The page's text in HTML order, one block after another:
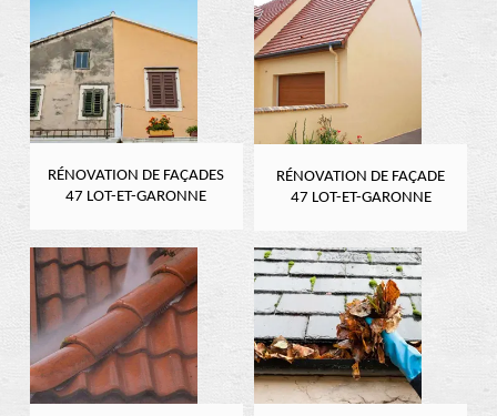
RÉNOVATION DE FAÇADES
47 LOT-ET-GARONNE
RÉNOVATION DE FAÇADE
47 LOT-ET-GARONNE